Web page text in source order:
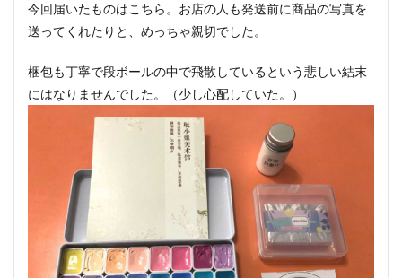
今回届いたものはこちら。お店の人も発送前に商品の写真を
送ってくれたりと、めっちゃ親切でした。
梱包も丁寧で段ボールの中で飛散しているという悲しい結末
にはなりませんでした。（少し心配していた。）